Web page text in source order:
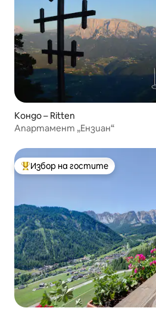
Кондо – Ritten
Апартамент „Ензиан“
Най-популярен избор на гостите
Избор на гостите